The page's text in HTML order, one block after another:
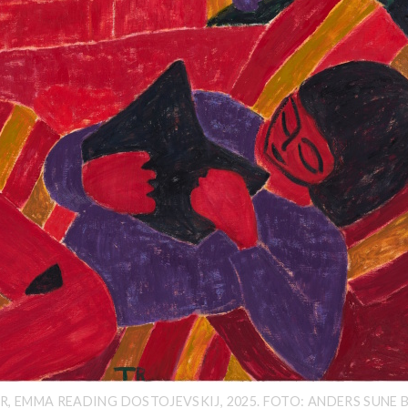
EMMA READING DOSTOJEVSKIJ, 2025. FOTO: ANDERS SUNE